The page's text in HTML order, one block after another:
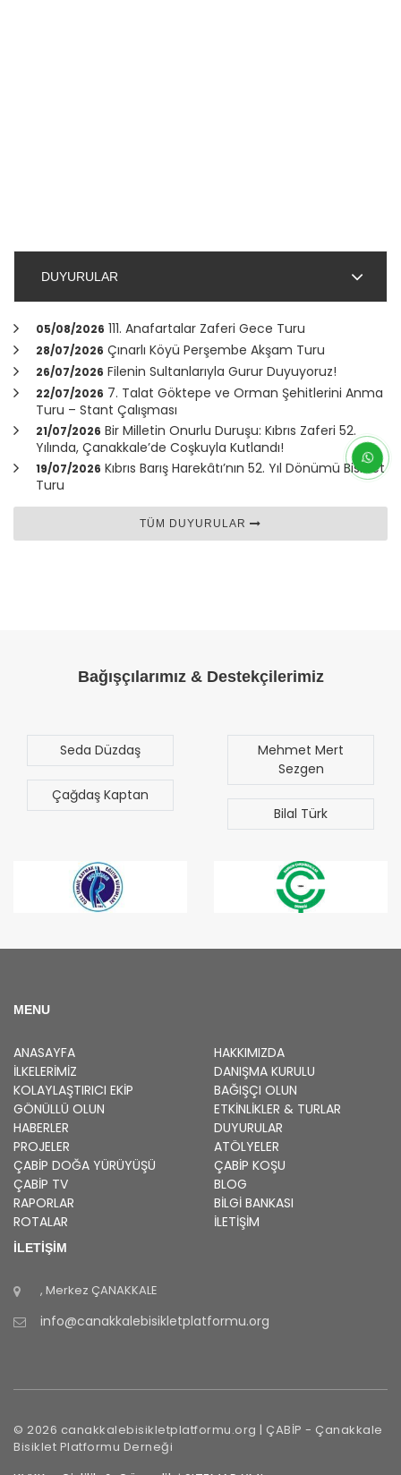
DUYURULAR
05/08/2026 111. Anafartalar Zaferi Gece Turu
28/07/2026 Çınarlı Köyü Perşembe Akşam Turu
26/07/2026 Filenin Sultanlarıyla Gurur Duyuyoruz!
22/07/2026 7. Talat Göktepe ve Orman Şehitlerini Anma
Turu – Stant Çalışması
21/07/2026 Bir Milletin Onurlu Duruşu: Kıbrıs Zaferi 52.
Yılında, Çanakkale’de Coşkuyla Kutlandı!
19/07/2026 Kıbrıs Barış Harekâtı’nın 52. Yıl Dönümü Bisiklet
Turu
TÜM DUYURULAR
Bağışçılarımız & Destekçilerimiz
Seda Düzdaş
Çağdaş Kaptan
Mehmet Mert
Sezgen
Bilal Türk
MENU
ANASAYFA
HAKKIMIZDA
İLKELERIMIZ
DANIŞMA KURULU
KOLAYLAŞTIRICI EKIP
BAĞIŞÇI OLUN
GÖNÜLLÜ OLUN
ETKINLIKLER & TURLAR
HABERLER
DUYURULAR
PROJELER
ATÖLYELER
ÇABİP DOĞA YÜRÜYÜŞÜ ÇABİP KOŞU
ÇABİP TV
BLOG
RAPORLAR
BILGI BANKASI
ROTALAR
İLETİŞİM
İLETİŞİM
, Merkez ÇANAKKALE
info@canakkalebisikletplatformu.org
© 2026 canakkalebisikletplatformu.org | ÇABİP - Çanakkale
Bisiklet Platformu Derneği